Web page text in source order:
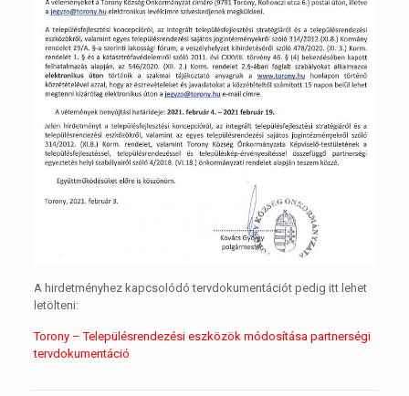
A hirdetményhez kapcsolódó tervdokumentációt pedig itt lehet
letölteni:
Torony – Településrendezési eszközök módosítása partnerségi
tervdokumentáció